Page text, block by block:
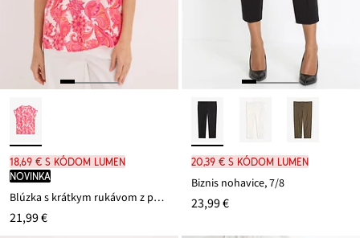
18,69 € s kódom LUMEN
novinka
Blúzka s krátkym rukávom z padavého saténu
21,99 €
20,39 € s kódom LUMEN
Biznis nohavice, 7/8
23,99 €